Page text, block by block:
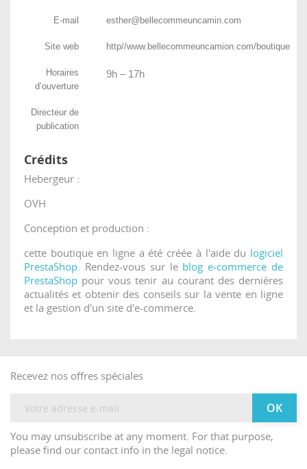
E-mail esther@bellecommeuncamin.com
Site web http//www.bellecommeuncamion.com/boutique
Horaires
d’ouverture
9h – 17h
Directeur de
publication
Crédits
Hebergeur :
OVH
Conception et production :
cette boutique en ligne a été créée à l'aide du logiciel
PrestaShop. Rendez-vous sur le blog e-commerce de
PrestaShop pour vous tenir au courant des dernières
actualités et obtenir des conseils sur la vente en ligne
et la gestion d'un site d'e-commerce.
Recevez nos offres spéciales
You may unsubscribe at any moment. For that purpose,
please find our contact info in the legal notice.